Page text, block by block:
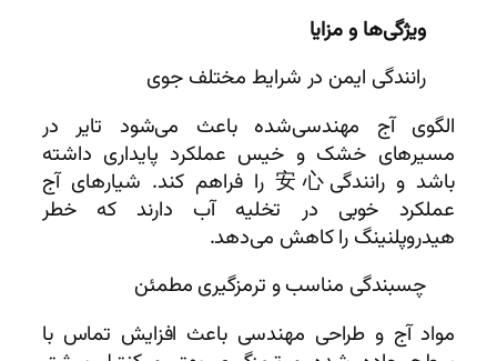
ویژگی‌ها و مزایا
رانندگی ایمن در شرایط مختلف جوی
الگوی آج مهندسی‌شده باعث می‌شود تایر در
مسیرهای خشک و خیس عملکرد پایداری داشته
باشد و رانندگی安心 را فراهم کند. شیارهای آج
عملکرد خوبی در تخلیه آب دارند که خطر
هیدروپلنینگ را کاهش می‌دهد.
چسبندگی مناسب و ترمزگیری مطمئن
مواد آج و طراحی مهندسی باعث افزایش تماس با